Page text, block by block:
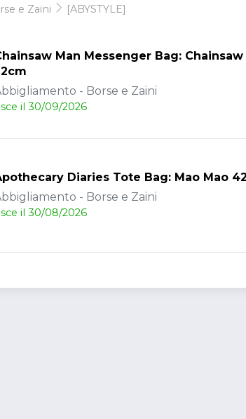
e Zaini [ABYSTYLE]
Man Messenger Bag: Chainsaw
- Borse e Zaini
il 30/09/2026
Diaries Tote Bag: Mao Mao
- Borse e Zaini
il 30/08/2026